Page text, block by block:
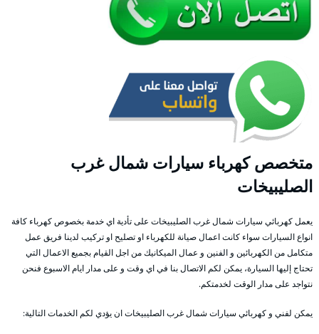
متخصص كهرباء سيارات شمال غرب
الصليبيخات
يعمل كهربائي سيارات شمال غرب الصليبيخات على تأدية اي خدمة بخصوص كهرباء كافة
انواع السيارات سواء كانت اعمال صيانة للكهرباء او تصليح او تركيب لدينا فريق عمل
متكامل من الكهربائين و الفنين و عمال الميكانيك من اجل القيام بجميع الاعمال التي
تحتاج إليها السيارة، يمكن لكم الاتصال بنا في اي وقت و على مدار ايام الاسبوع فنحن
نتواجد على مدار الوقت لخدمتكم.
يمكن لفني و كهربائي سيارات شمال غرب الصليبيخات ان يؤدي لكم الخدمات التالية: